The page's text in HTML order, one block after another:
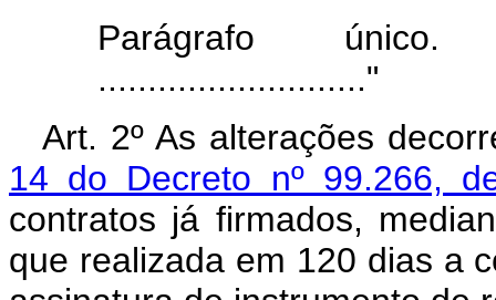
Parágrafo único.
..........................."
Art. 2º As alterações
14 do Decreto nº 99.266,
contratos já firmados,
que realizada em 120 dias a